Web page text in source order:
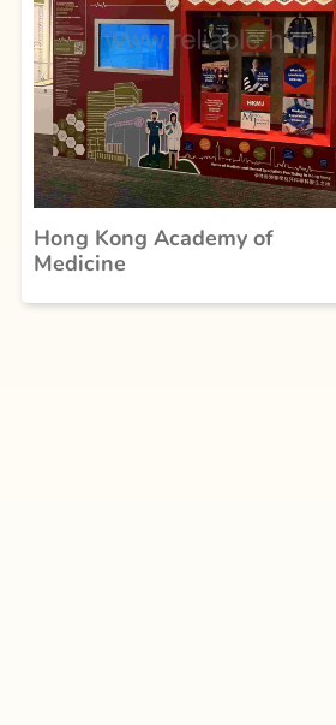
Hong Kong Academy of
Medicine